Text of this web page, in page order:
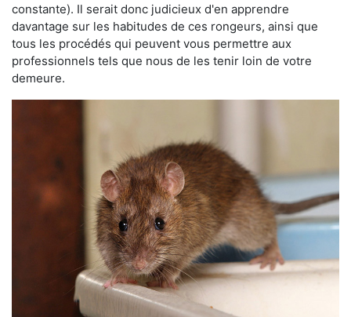
constante). Il serait donc judicieux d'en apprendre
davantage sur les habitudes de ces rongeurs, ainsi que
tous les procédés qui peuvent vous permettre aux
professionnels tels que nous de les tenir loin de votre
demeure.